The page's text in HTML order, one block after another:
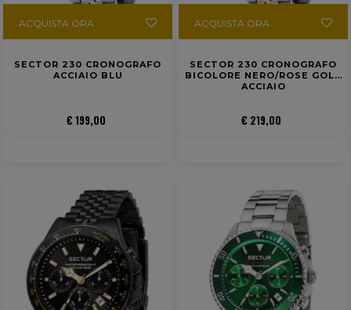
ACQUISTA ORA
SECTOR 230 CRONOGRAFO
ACCIAIO BLU
€ 199,00
ACQUISTA ORA
SECTOR 230 CRONOGRAFO
BICOLORE NERO/ROSE GOLD
ACCIAIO
€ 219,00